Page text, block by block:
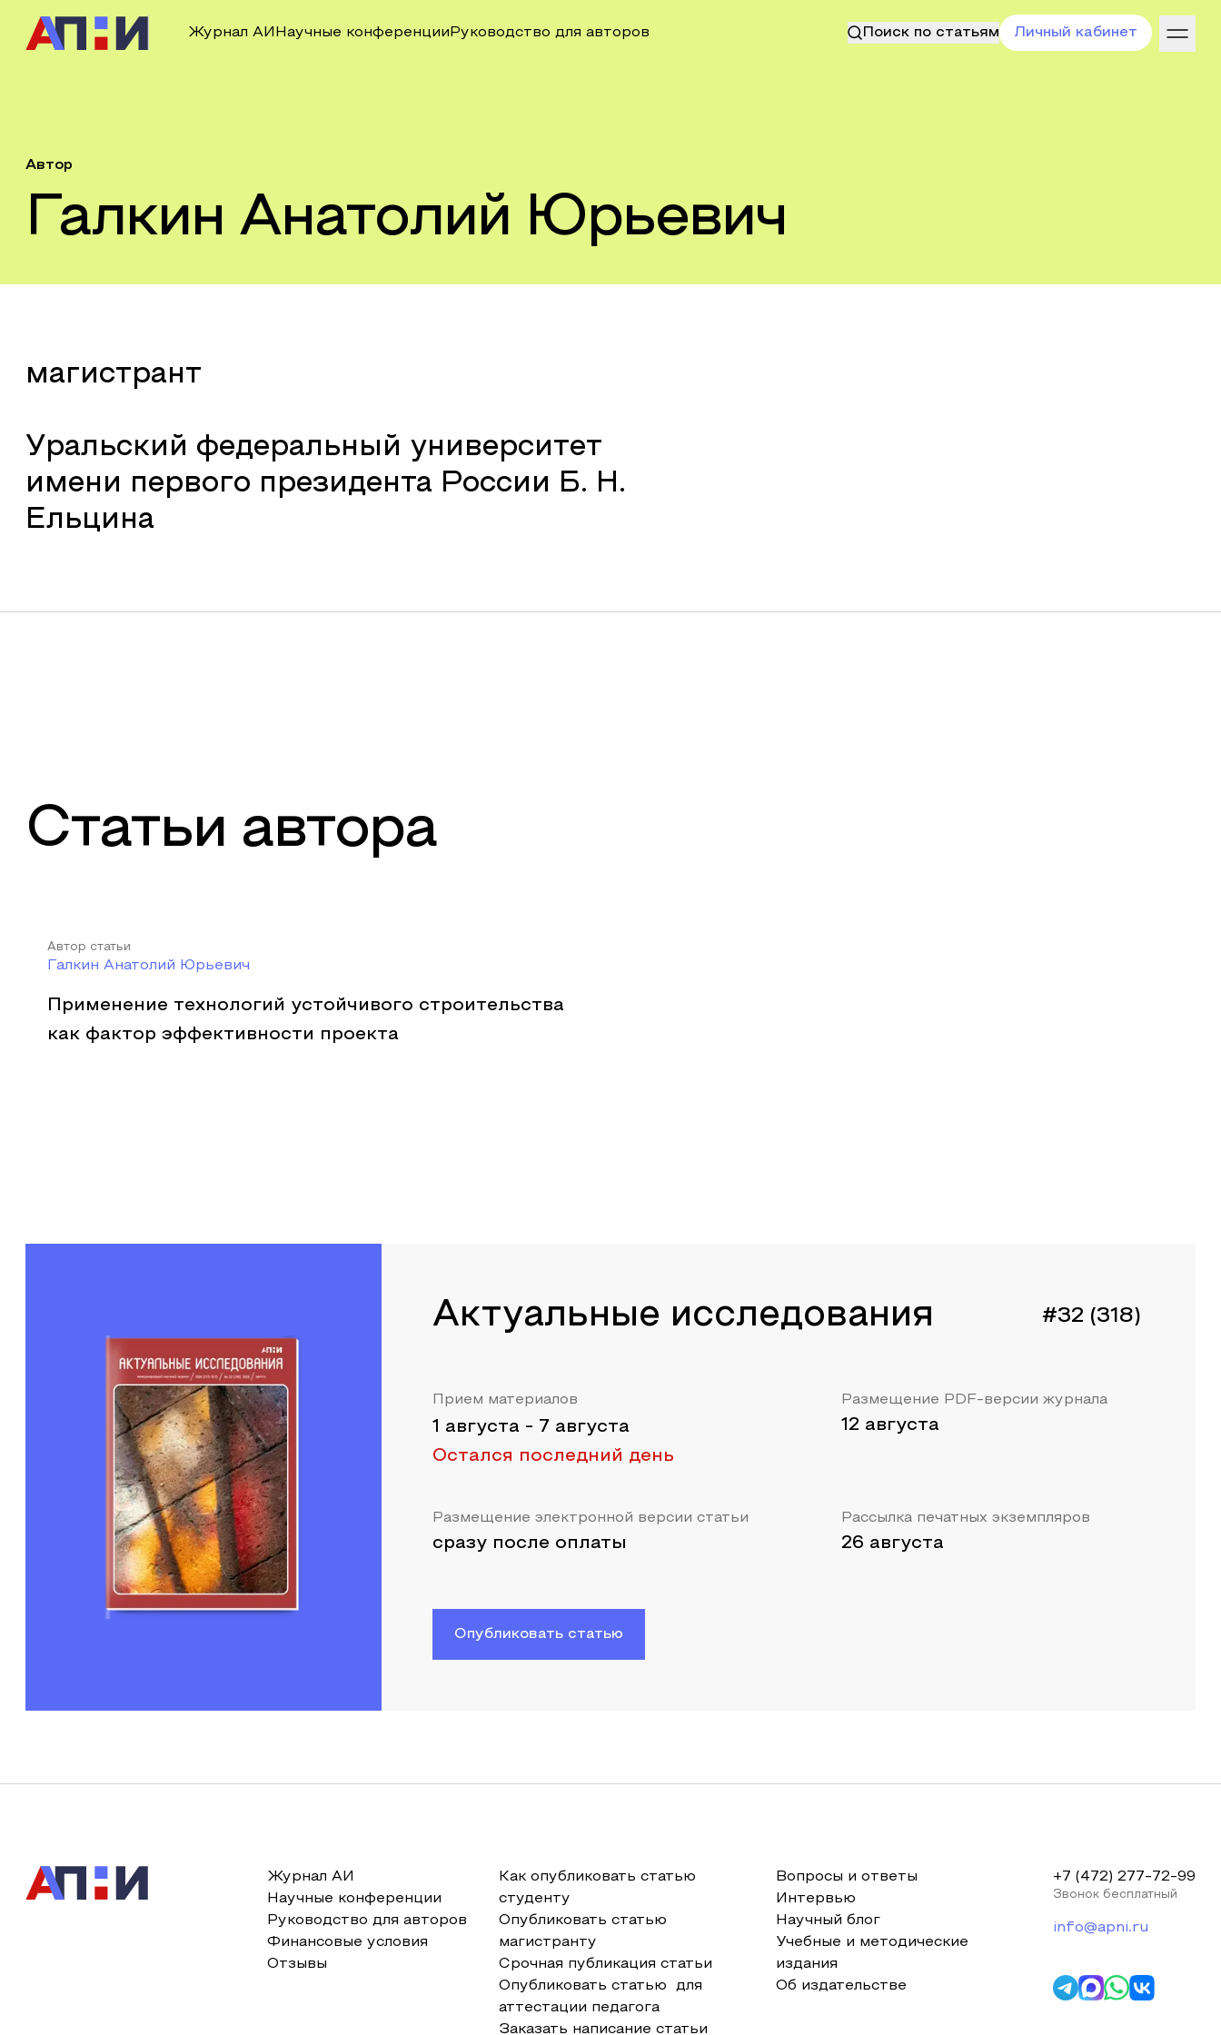
Журнал АИ Научные конференции Руководство для авторов Поиск по статьям Личный кабинет
Автор
Галкин Анатолий Юрьевич
магистрант
Уральский федеральный университет
имени первого президента России Б. Н.
Ельцина
Статьи автора
Автор статьи
Галкин Анатолий Юрьевич
Применение технологий устойчивого строительства
как фактор эффективности проекта
Актуальные исследования #32 (318)
Прием материалов
1 августа - 7 августа
Остался последний день
Размещение PDF-версии журнала
12 августа
Размещение электронной версии статьи
сразу после оплаты
Рассылка печатных экземпляров
26 августа
Опубликовать статью
Журнал АИ
Научные конференции
Руководство для авторов
Финансовые условия
Отзывы
Как опубликовать статью
студенту
Опубликовать статью
магистранту
Срочная публикация статьи
Опубликовать статью для
аттестации педагога
Заказать написание статьи
Вопросы и ответы
Интервью
Научный блог
Учебные и методические
издания
Об издательстве
+7 (472) 277-72-99
Звонок бесплатный
info@apni.ru